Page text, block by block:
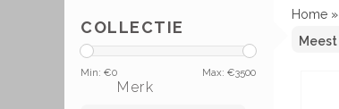
COLLECTIE
Min: €0 Max: €3500
Merk
Home »